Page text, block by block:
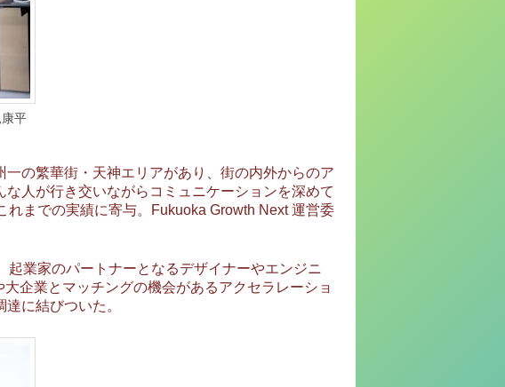
平
の繁華街・天神エリアがあり、街の内外からのア
人が行き交いながらコミュニケーションを深めて
までの実績に寄与。Fukuoka Growth Next 運営委
業家のパートナーとなるデザイナーやエンジニ
企業とマッチングの機会があるアクセラレーショ
に結びついた。